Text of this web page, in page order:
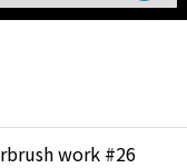
work #26